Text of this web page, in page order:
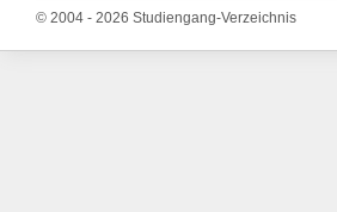
© 2004 - 2026 Studiengang-Verzeichnis